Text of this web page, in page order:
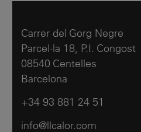
Carrer del Gorg Negre
Parcel·la 18, P.I. Congost
08540 Centelles
Barcelona
+34 93 881 24 51
info@llcalor.com